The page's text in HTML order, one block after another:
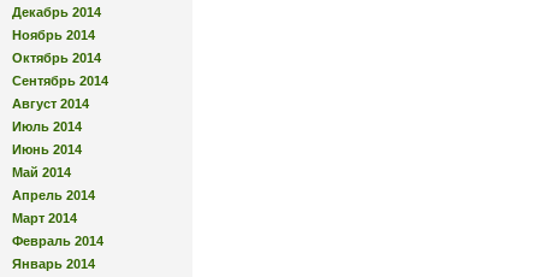
Декабрь 2014
Ноябрь 2014
Октябрь 2014
Сентябрь 2014
Август 2014
Июль 2014
Июнь 2014
Май 2014
Апрель 2014
Март 2014
Февраль 2014
Январь 2014